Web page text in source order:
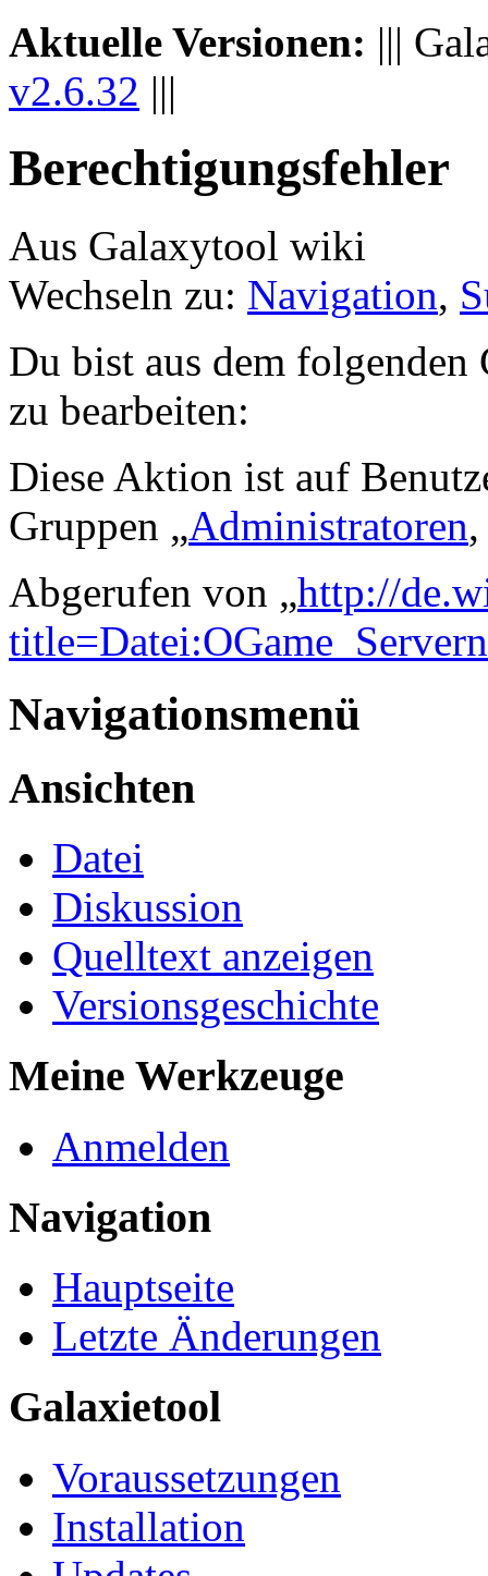
Aktuelle Versionen: |||
v2.6.32 |||
Berechtigungsfehler
Aus Galaxytool wiki
Wechseln zu: Navigation,
Du bist aus dem
zu bearbeiten:
Diese Aktion ist auf
Gruppen „Administratoren
Abgerufen von „http://
Navigationsmenü
Ansichten
Datei
Diskussion
Quelltext anzeigen
Versionsgeschichte
Meine Werkzeuge
Anmelden
Navigation
Hauptseite
Letzte Änderungen
Galaxietool
Voraussetzungen
Installation